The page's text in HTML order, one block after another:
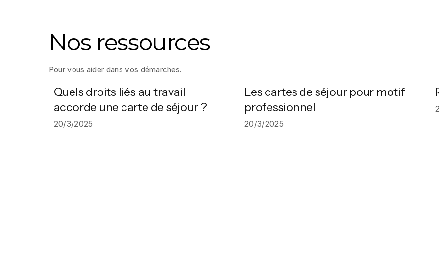
Nos ressources
Pour vous aider dans vos démarches.
Quels droits liés au travail
accorde une carte de séjour ?
20/3/2025
Les cartes de séjour pour motif
professionnel
20/3/2025